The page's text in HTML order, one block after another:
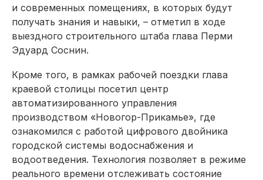
и современных помещениях, в которых будут
получать знания и навыки, – отметил в ходе
выездного строительного штаба глава Перми
Эдуард Соснин.
Кроме того, в рамках рабочей поездки глава
краевой столицы посетил центр
автоматизированного управления
производством «Новогор-Прикамье», где
ознакомился с работой цифрового двойника
городской системы водоснабжения и
водоотведения. Технология позволяет в режиме
реального времени отслеживать состояние